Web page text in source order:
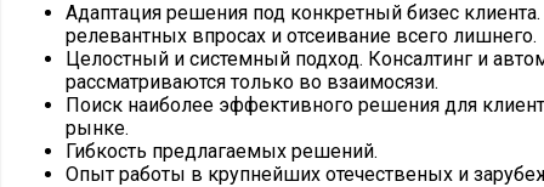
Адаптация решения под конкретный бизес
релевантных впросах и отсеивание всего лишнего.
Целостный и системный подход. Консалтинг и
рассматриваются только во взаимосязи.
Поиск наиболее эффективного решения для
рынке.
Гибкость предлагаемых решений.
Опыт работы в крупнейших отечественых и